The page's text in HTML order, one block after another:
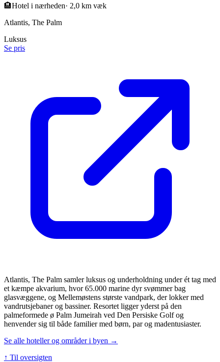
🏨Hotel i nærheden· 2,0 km væk
Atlantis, The Palm
Luksus
Se pris
Atlantis, The Palm samler luksus og underholdning under ét tag med
et kæmpe akvarium, hvor 65.000 marine dyr svømmer bag
glasvæggene, og Mellemøstens største vandpark, der lokker med
vandrutsjebaner og bassiner. Resortet ligger yderst på den
palmeformede ø Palm Jumeirah ved Den Persiske Golf og
henvender sig til både familier med børn, par og madentusiaster.
Se alle hoteller og områder i byen →
↑ Til oversigten